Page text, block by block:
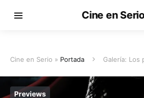
Cine en
Cine en Serio » Portada Galería: Los
Previews